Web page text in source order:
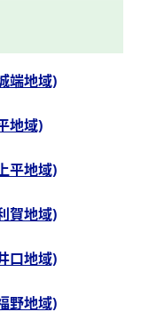
端地域)
地域)
平地域)
賀地域)
口地域)
野地域)